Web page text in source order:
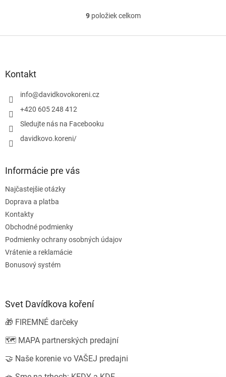
O
l
9položiek celkom
Kontakt
info@davidkovokoreni.cz
+420 605 248 412
Sledujte nás na Facebooku
davidkovo.koreni/
Informácie pre vás
Najčastejšie otázky
Doprava a platba
Kontakty
Obchodné podmienky
Podmienky ochrany osobných údajov
Vrátenie a reklamácie
Bonusový systém
Svet Davídkova koření
🎁 FIREMNÉ darčeky
🗺️ MAPA partnerských predajní
🤝 Naše korenie vo VAŠEJ predajni